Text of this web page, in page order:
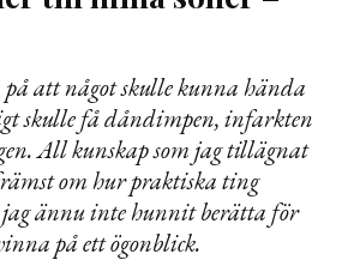
att något skulle kunna hända
skulle få dåndimpen, infarkten
All kunskap som jag tillägnat
om hur praktiska ting
jag ännu inte hunnit berätta för
på ett ögonblick.